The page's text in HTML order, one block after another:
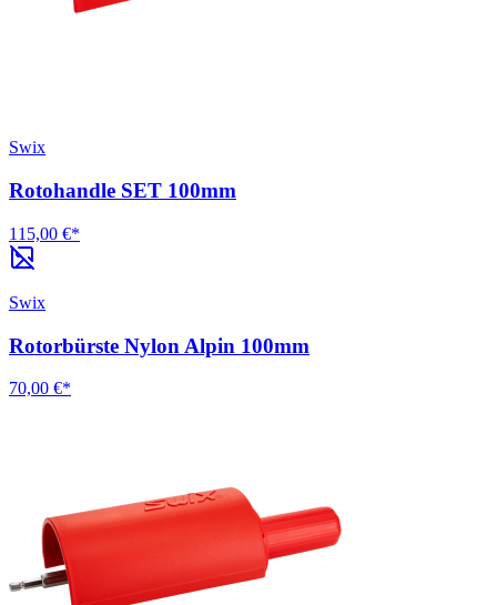
Swix
Rotohandle SET 100mm
115,00 €*
Swix
Rotorbürste Nylon Alpin 100mm
70,00 €*